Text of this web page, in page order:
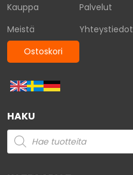
Kauppa
Palvelut
Meistä
Yhteystiedot
Ostoskori
HAKU